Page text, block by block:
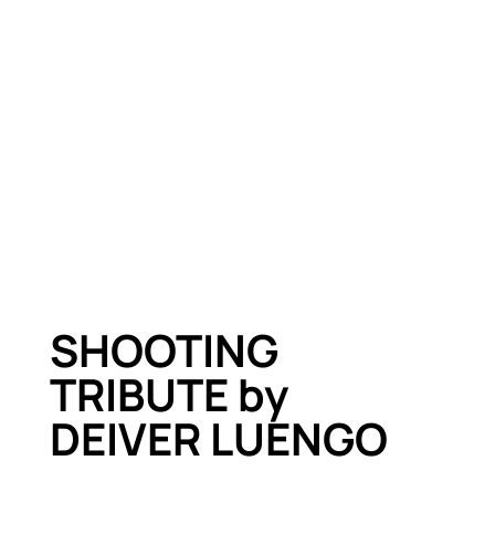
SHOOTING
TRIBUTE by
DEIVER LUENGO